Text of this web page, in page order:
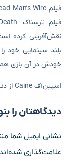
نقش‌آفرینی کرده
خودش در آن بازی
اسپین‌آف Caine از دنیای John Wick هنوز تاریخ اکران ندارد.
دیدگاهتان را
نشانی ایمیل شما
علامت‌گذاری